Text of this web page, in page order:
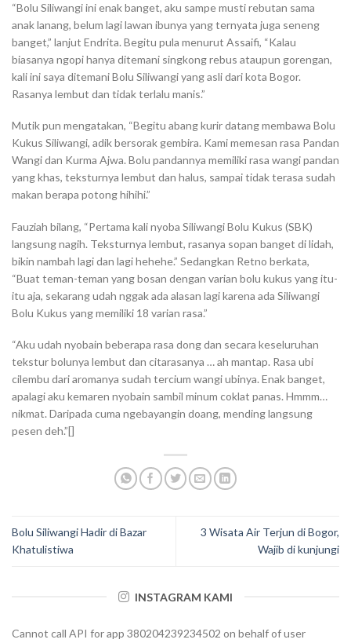
“Bolu Siliwangi ini enak banget, aku sampe musti rebutan sama
anak lanang, belum lagi lawan ibunya yang ternyata juga seneng
banget,” lanjut Endrita. Begitu pula menurut Assaifi, “Kalau
biasanya ngopi hanya ditemani singkong rebus ataupun gorengan,
kali ini saya ditemani Bolu Siliwangi yang asli dari kota Bogor.
Rasanya lembut dan tidak terlalu manis.”
Mutik pun mengatakan, “Begitu abang kurir datang membawa Bolu
Kukus Siliwangi, adik bersorak gembira. Kami memesan rasa Pandan
Wangi dan Kurma Ajwa. Bolu pandannya memiliki rasa wangi pandan
yang khas, teksturnya lembut dan halus, sampai tidak terasa sudah
makan berapa potong hihihi.”
Fauziah bilang, “Pertama kali nyoba Siliwangi Bolu Kukus (SBK)
langsung nagih. Teksturnya lembut, rasanya sopan banget di lidah,
bikin nambah lagi dan lagi hehehe.” Sedangkan Retno berkata,
“Buat teman-teman yang bosan dengan varian bolu kukus yang itu-
itu aja, sekarang udah nggak ada alasan lagi karena ada Siliwangi
Bolu Kukus yang memiliki 18 varian rasa.”
“Aku udah nyobain beberapa rasa dong dan secara keseluruhan
tekstur bolunya lembut dan citarasanya … ah mantap. Rasa ubi
cilembu dari aromanya sudah tercium wangi ubinya. Enak banget,
apalagi aku kemaren nyobain sambil minum coklat panas. Hmmm…
nikmat. Daripada cuma ngebayangin doang, mending langsung
pesen deh.”[]
Bolu Siliwangi Hadir di Bazar
Khatulistiwa
3 Wisata Air Terjun di Bogor,
Wajib di kunjungi
INSTAGRAM KAMI
Cannot call API for app 380204239234502 on behalf of user